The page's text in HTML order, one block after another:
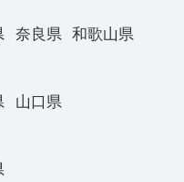
奈良県 和歌山県
山口県